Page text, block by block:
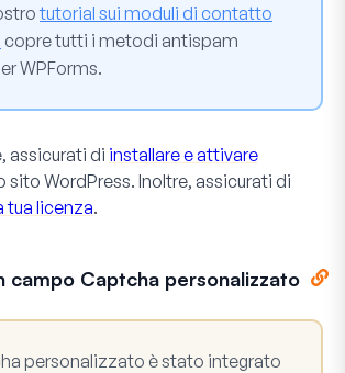
tutorial sui moduli di contatto
copre tutti i metodi antispam
WPForms.
assicurati di installare e attivare
sito WordPress. Inoltre, assicurati di
tua licenza.
campo Captcha personalizzato
personalizzato è stato integrato